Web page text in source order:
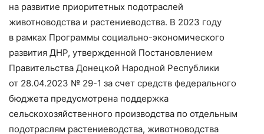
на развитие приоритетных подотраслей
животноводства и растениеводства. В 2023 году
в рамках Программы социально-­экономического
развития ДНР, утвержденной Постановлением
Правительства Донецкой Народной Республики
от 28.04.2023 № 29-1 за счет средств федерального
бюджета предусмотрена поддержка
сельскохозяйственного производства по отдельным
подотраслям растениеводства, животноводства